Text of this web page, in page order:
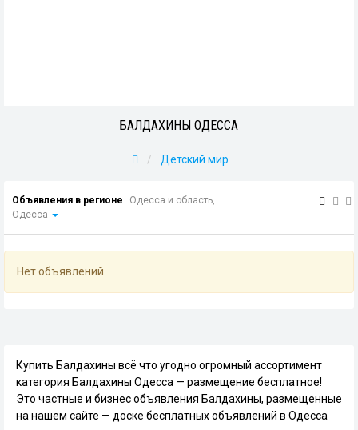
БАЛДАХИНЫ ОДЕССА
Детский мир
Объявления в регионе
Одесса и область,
Одесса
Нет объявлений
Купить Балдахины всё что угодно огромный ассортимент
категория Балдахины Одесса — размещение бесплатное!
Это частные и бизнес объявления Балдахины, размещенные
на нашем сайте — доске бесплатных объявлений в Одесса